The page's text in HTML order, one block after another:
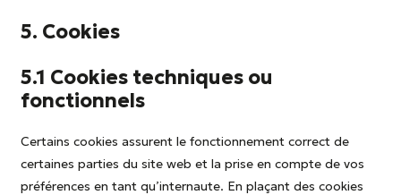
5. Cookies
5.1 Cookies techniques ou
fonctionnels
Certains cookies assurent le fonctionnement correct de
certaines parties du site web et la prise en compte de vos
préférences en tant qu’internaute. En plaçant des cookies